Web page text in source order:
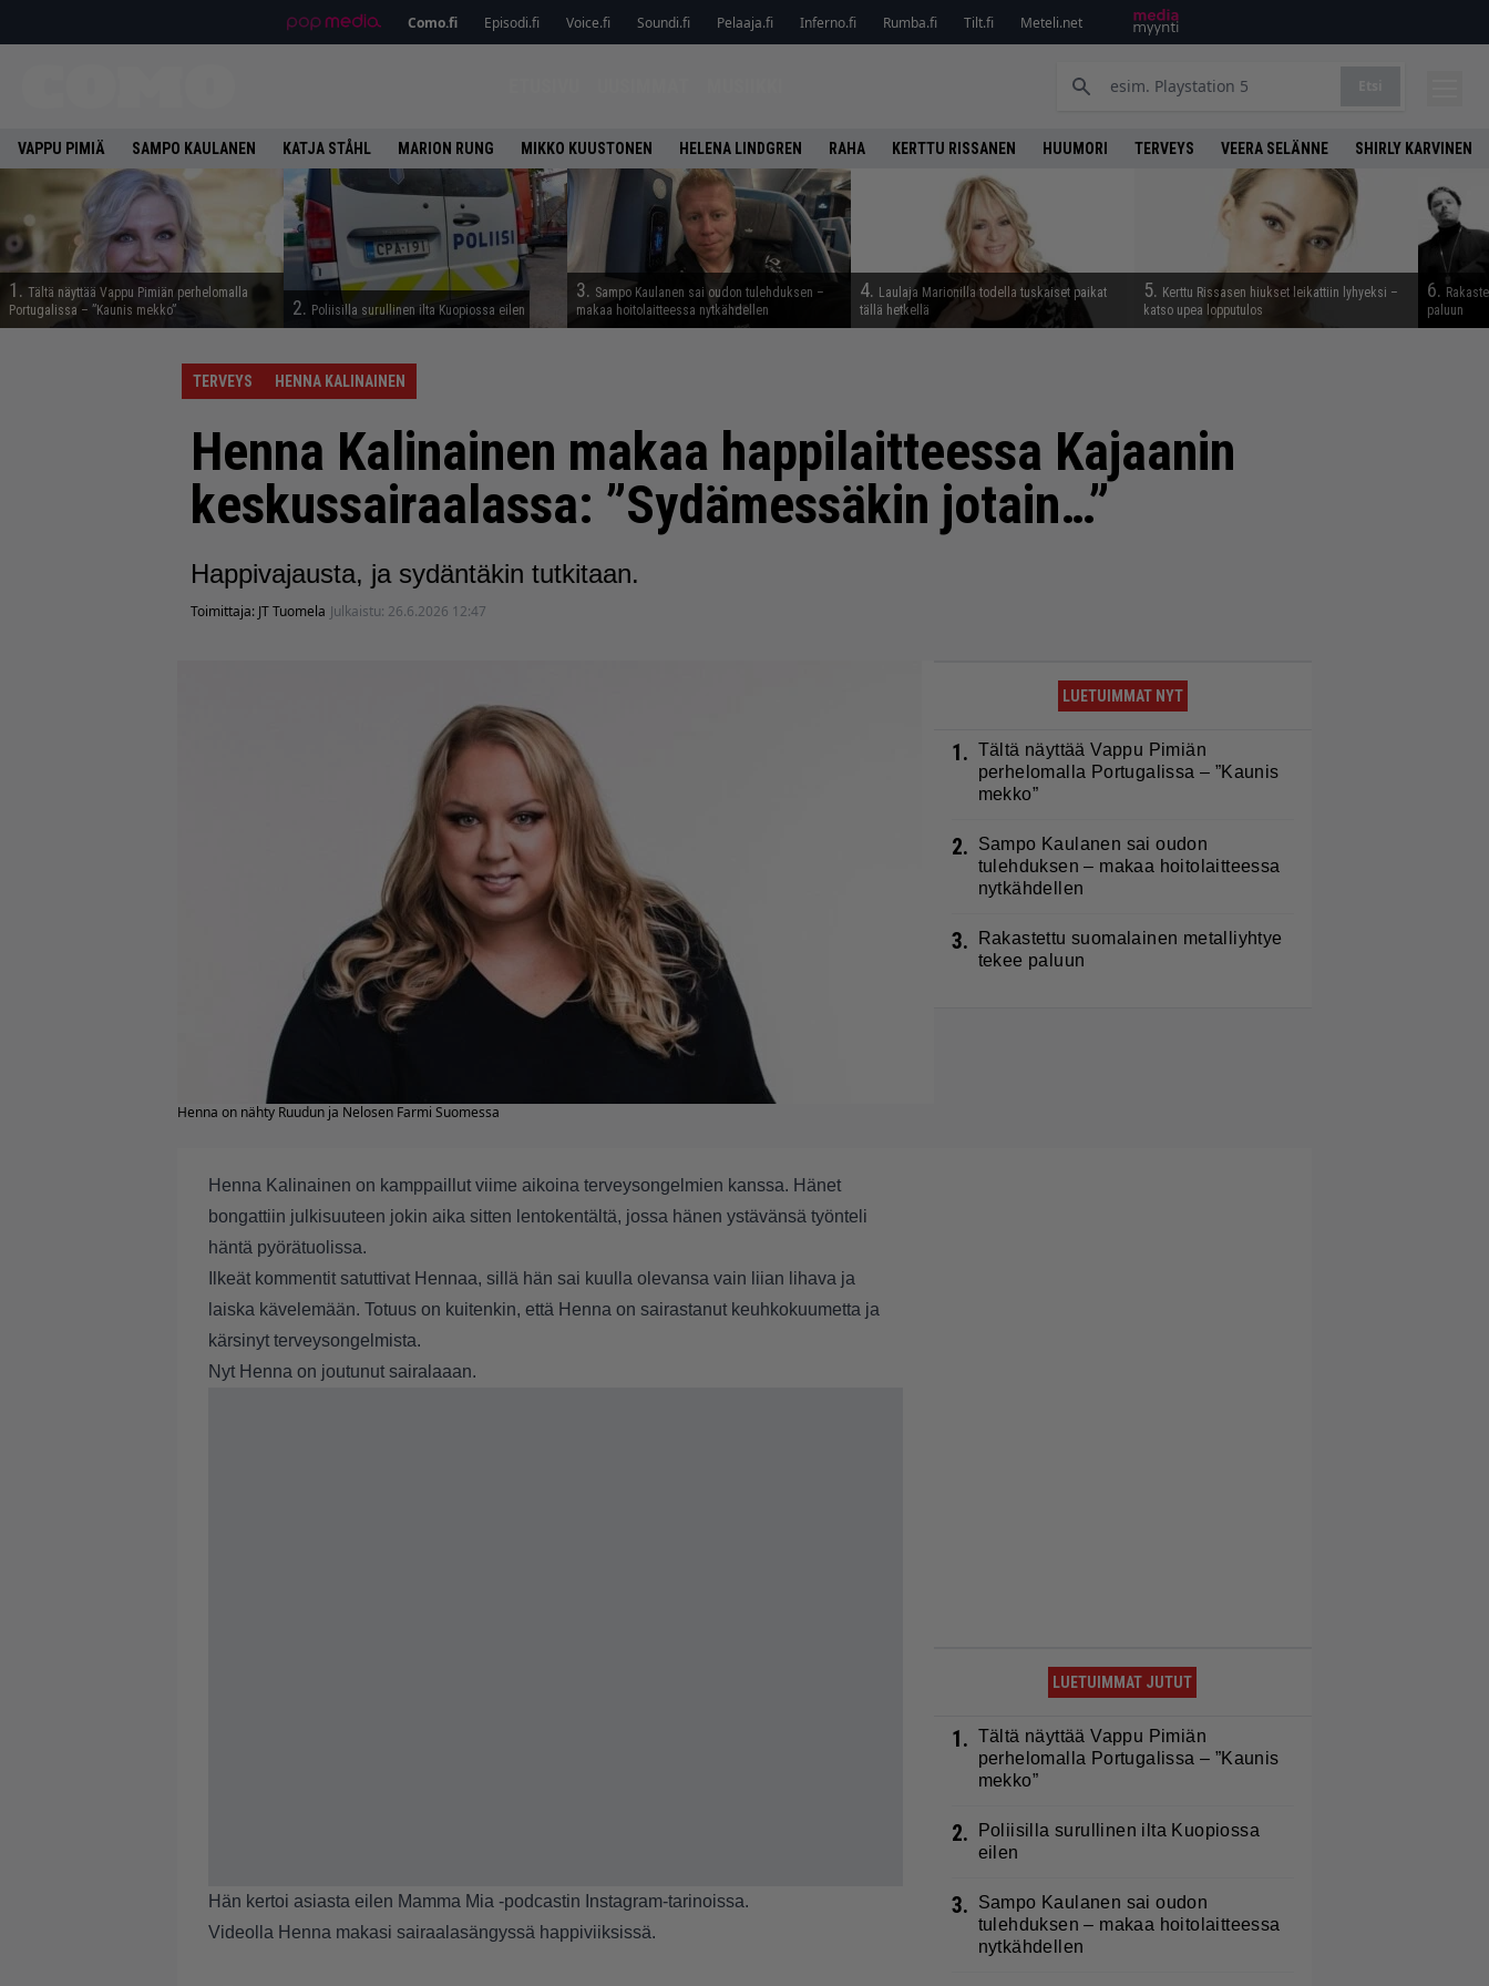
Como.fi Episodi.fi Voice.fi Soundi.fi Pelaaja.fi Inferno.fi Rumba.fi Tilt.fi Meteli.net
VAPPU PIMIÄ SAMPO KAULANEN KATJA STÅHL MARION RUNG MIKKO KUUSTONEN HELENA LINDGREN RAHA KERTTU RISSANEN HUUMORI TERVEYS VEERA SELÄNNE SHIRLY KARVINEN
1. Tältä näyttää Vappu Pimiän perhelomalla
Portugalissa – ”Kaunis mekko”
2. Poliisilla surullinen ilta Kuopiossa eilen
3. Sampo Kaulanen sai oudon tulehduksen –
makaa hoitolaitteessa nytkähdellen
4. Laulaja Marionilla todella tuskaiset paikat
tällä hetkellä
5. Kerttu Rissasen hiukset leikattiin lyhyeksi –
katso upea lopputulos
6.
paluun
TERVEYS HENNA KALINAINEN
Henna Kalinainen makaa happilaitteessa Kajaanin
keskussairaalassa: ”Sydämessäkin jotain…”
Happivajausta, ja sydäntäkin tutkitaan.
Toimittaja: JT Tuomela Julkaistu: 26.6.2026 12:47
Henna on nähty Ruudun ja Nelosen Farmi Suomessa
LUETUIMMAT NYT
1. Tältä näyttää Vappu Pimiän
perhelomalla Portugalissa – ”Kaunis
mekko”
2.
Sampo Kaulanen sai oudon
tulehduksen – makaa hoitolaitteessa
nytkähdellen
3.
Rakastettu suomalainen metalliyhtye
tekee paluun
Henna Kalinainen on kamppaillut viime aikoina terveysongelmien kanssa. Hänet
bongattiin julkisuuteen jokin aika sitten lentokentältä, jossa hänen ystävänsä työnteli
häntä pyörätuolissa.
Ilkeät kommentit satuttivat Hennaa, sillä hän sai kuulla olevansa vain liian lihava ja
laiska kävelemään. Totuus on kuitenkin, että Henna on sairastanut keuhkokuumetta ja
kärsinyt terveysongelmista.
Nyt Henna on joutunut sairalaaan.
Hän kertoi asiasta eilen Mamma Mia -podcastin Instagram-tarinoissa.
Videolla Henna makasi sairaalasängyssä happiviiksissä.
LUETUIMMAT JUTUT
1. Tältä näyttää Vappu Pimiän
perhelomalla Portugalissa – ”Kaunis
mekko”
2.
Poliisilla surullinen ilta Kuopiossa
eilen
3.
Sampo Kaulanen sai oudon
tulehduksen – makaa hoitolaitteessa
nytkähdellen